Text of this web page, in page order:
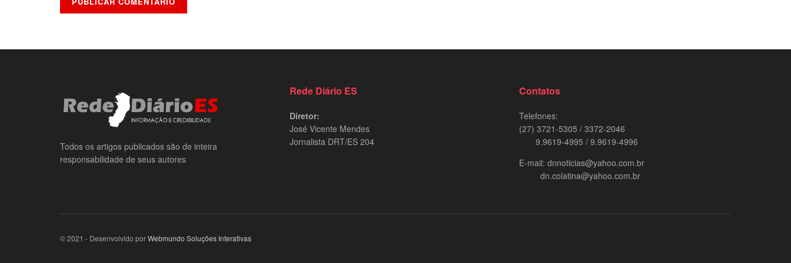
Todos os artigos publicados são de inteira
responsabilidade de seus autores
Rede Diário ES
Diretor:
José Vicente Mendes
Jornalista DRT/ES 204
Contatos
Telefones:
(27) 3721-5305 / 3372-2046
9.9619-4995 / 9.9619-4996
E-mail: dnnoticias@yahoo.com.br
dn.colatina@yahoo.com.br
© 2021 - Desenvolvido porWebmundo Soluções Interativas